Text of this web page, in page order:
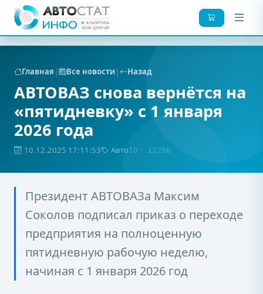
Главная | Все новости| Назад
АВТОВАЗ снова вернётся на
«пятидневку» с 1 января
2026 года
10.12.2025 17:11:53 АвтоID: 12296
Президент АВТОВАЗа Максим
Соколов подписал приказ о переходе
предприятия на полноценную
пятидневную рабочую неделю,
начиная с 1 января 2026 год